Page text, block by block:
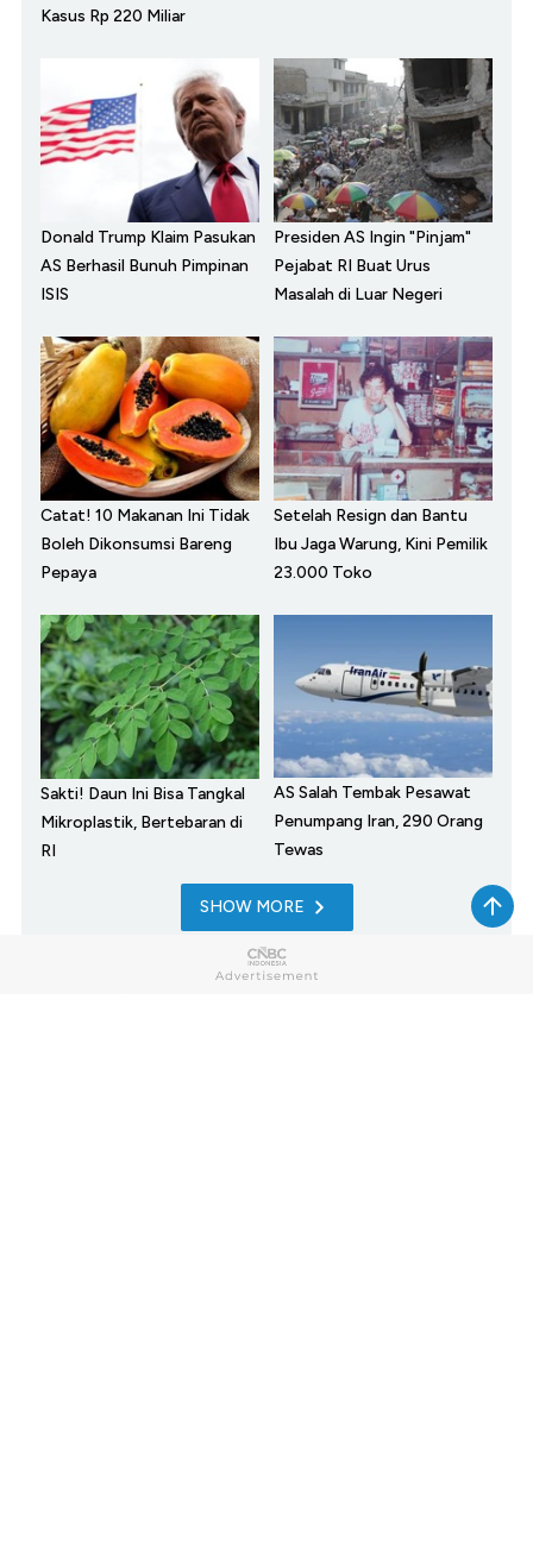
Kasus Rp 220 Miliar
Donald Trump Klaim Pasukan
AS Berhasil Bunuh Pimpinan
ISIS
Presiden AS Ingin "Pinjam"
Pejabat RI Buat Urus
Masalah di Luar Negeri
Catat! 10 Makanan Ini Tidak
Boleh Dikonsumsi Bareng
Pepaya
Setelah Resign dan Bantu
Ibu Jaga Warung, Kini Pemilik
23.000 Toko
Sakti! Daun Ini Bisa Tangkal
Mikroplastik, Bertebaran di
RI
AS Salah Tembak Pesawat
Penumpang Iran, 290 Orang
Tewas
SHOW MORE